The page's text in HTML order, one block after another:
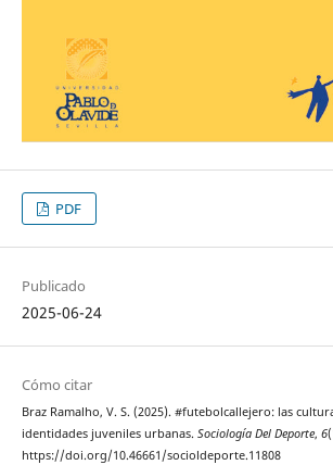
PDF
Publicado
2025-06-24
Cómo citar
Braz Ramalho, V. S. (2025). #futebolcallejero: las
identidades juveniles urbanas. Sociología Del Deporte, 6
https://doi.org/10.46661/socioldeporte.11808